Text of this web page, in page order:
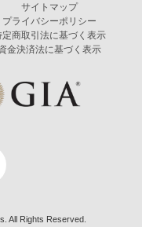
サイトマップ
プライバシーポリシー
定商取引法に基づく表示
金決済法に基づく表示
All Rights Reserved.